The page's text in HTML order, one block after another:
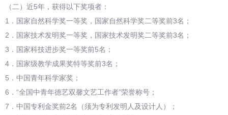
（二）近5年，获得以下奖项者：
1．国家自然科学奖一等奖，国家自然科学奖二等奖前3名；
2．国家技术发明奖一等奖，国家技术发明奖二等奖前3名；
3．国家科技进步奖一等奖前5名；
4．国家级教学成果奖特等奖前3名；
5．中国青年科学家奖；
6．“全国中青年德艺双馨文艺工作者”荣誉称号；
7．中国专利金奖前2名（须为专利发明人及设计人）；